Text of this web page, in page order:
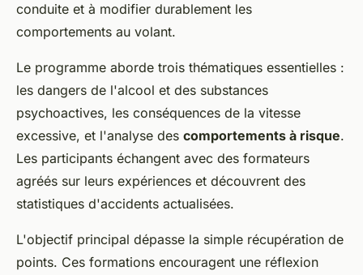
conduite et à modifier durablement les
comportements au volant.
Le programme aborde trois thématiques essentielles :
les dangers de l'alcool et des substances
psychoactives, les conséquences de la vitesse
excessive, et l'analyse des comportements à risque.
Les participants échangent avec des formateurs
agréés sur leurs expériences et découvrent des
statistiques d'accidents actualisées.
L'objectif principal dépasse la simple récupération de
points. Ces formations encouragent une réflexion